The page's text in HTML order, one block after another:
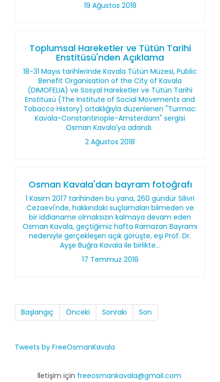
19 Ağustos 2018
Toplumsal Hareketler ve Tütün Tarihi
Enstitüsü'nden Açıklama
18-31 Mayıs tarihlerinde Kavala Tütün Müzesi, Public
Benefit Organisation of the City of Kavala
(DIMOFELIA) ve Sosyal Hareketler ve Tütün Tarihi
Enstitüsü (The Institute of Social Movements and
Tobacco History) ortaklığıyla düzenlenen "Turmac:
Kavala-Constantinople-Amsterdam" sergisi
Osman Kavala'ya adandı.
2 Ağustos 2018
Osman Kavala'dan bayram fotoğrafı
1 Kasım 2017 tarihinden bu yana, 260 gündür Silivri
Cezaevi'nde, hakkındaki suçlamaları bilmeden ve
bir iddianame olmaksızın kalmaya devam eden
Osman Kavala, geçtiğimiz hafta Ramazan Bayramı
nedeniyle gerçekleşen açık görüşte, eşi Prof. Dr.
Ayşe Buğra Kavala ile birlikte...
17 Temmuz 2018
Başlangıç Önceki Sonraki Son
Tweets by FreeOsmanKavala
İletişim için freeosmankavala@gmail.com